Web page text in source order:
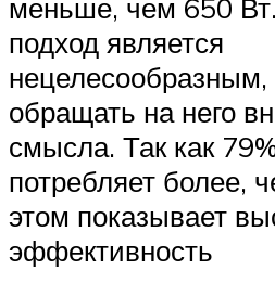
меньше, чем 650
подход является
нецелесообразным,
обращать на него
смысла. Так как
потребляет более,
этом показывает
эффективность